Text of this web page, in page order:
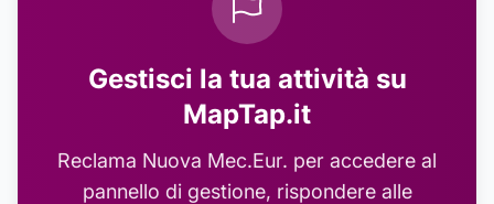
Gestisci la tua attività su
MapTap.it
Reclama Nuova Mec.Eur. per accedere al
pannello di gestione, rispondere alle